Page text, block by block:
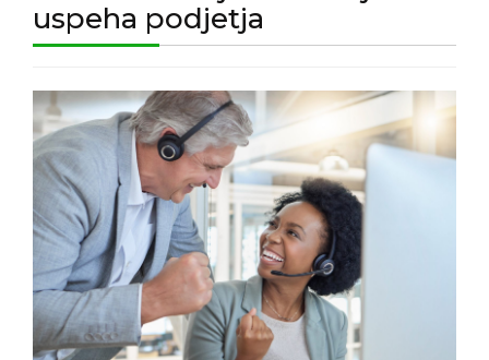
uspeha podjetja
center
lahko
ključ
do
uspeha
podjetja
Klicni
center
lahko
do
podjetja